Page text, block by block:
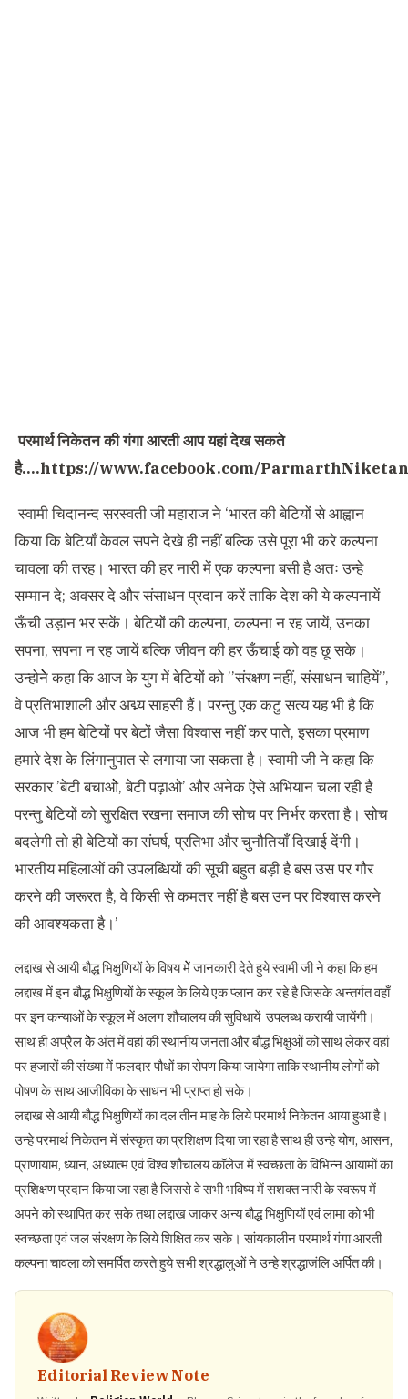
परमार्थ निकेतन की गंगा आरती आप यहां देख सकते
है….https://www.facebook.com/
स्वामी चिदानन्द सरस्वती जी महाराज ने ‘भारत की बेटियों से आह्वान
किया कि बेटियाँ केवल सपने देखे ही नहीं बल्कि उसे पूरा भी करे कल्पना
चावला की तरह। भारत की हर नारी में एक कल्पना बसी है अतः उन्हे
सम्मान दे; अवसर दे और संसाधन प्रदान करें ताकि देश की ये कल्पनायें
ऊँची उड़ान भर सकें। बेटियों की कल्पना, कल्पना न रह जायें, उनका
सपना, सपना न रह जायें बल्कि जीवन की हर ऊँचाई को वह छू सके।
उन्होनेे कहा कि आज के युग में बेटियों को ’’संरक्षण नहीं, संसाधन चाहियें’’,
वे प्रतिभाशाली और अद्म्य साहसी हैं। परन्तु एक कटु सत्य यह भी है कि
आज भी हम बेटियों पर बेटों जैसा विश्वास नहीं कर पाते, इसका प्रमाण
हमारे देश के लिंगानुपात से लगाया जा सकता है। स्वामी जी ने कहा कि
सरकार ’बेटी बचाओे, बेटी पढ़ाओ’ और अनेक ऐसे अभियान चला रही है
परन्तु बेटियों को सुरक्षित रखना समाज की सोच पर निर्भर करता है। सोच
बदलेगी तो ही बेटियों का संघर्ष, प्रतिभा और चुनौतियाँ दिखाई देंगी।
भारतीय महिलाओं की उपलब्धियों की सूची बहुत बड़ी है बस उस पर गौर
करने की जरूरत है, वे किसी से कमतर नहीं है बस उन पर विश्वास करने
की आवश्यकता है।’
लद्दाख से आयी बौद्ध भिक्षुणियों के विषय मेें जानकारी देते हुये स्वामी जी ने कहा कि हम
लद्दाख में इन बौद्ध भिक्षुणियों के स्कूल के लिये एक प्लान कर रहे है जिसके अन्तर्गत वहाँ
पर इन कन्याओं के स्कूल में अलग शौचालय की सुविधायें उपलब्ध करायी जायेंगी।
साथ ही अप्रैल केेे अंत में वहां की स्थानीय जनता और बौद्ध भिक्षुओं को साथ लेकर वहां
पर हजारों की संख्या में फलदार पौधों का रोपण किया जायेगा ताकि स्थानीय लोगों को
पोषण के साथ आजीविका के साधन भी प्राप्त हो सके।
लद्दाख से आयी बौद्ध भिक्षुणियों का दल तीन माह के लिये परमार्थ निकेतन आया हुआ है।
उन्हे परमार्थ निकेतन में संस्कृत का प्रशिक्षण दिया जा रहा है साथ ही उन्हे योग, आसन,
प्राणायाम, ध्यान, अध्यात्म एवं विश्व शौचालय काॅलेज में स्वच्छता के विभिन्न आयामों का
प्रशिक्षण प्रदान किया जा रहा है जिससे वे सभी भविष्य में सशक्त नारी के स्वरूप में
अपने को स्थापित कर सके तथा लद्दाख जाकर अन्य बौद्ध भिक्षुणियों एवं लामा को भी
स्वच्छता एवं जल संरक्षण के लिये शिक्षित कर सके। सांयकालीन परमार्थ गंगा आरती
कल्पना चावला को समर्पित करते हुये सभी श्रद्धालुओं ने उन्हे श्रद्धाजंलि अर्पित की।
Editorial Review Note